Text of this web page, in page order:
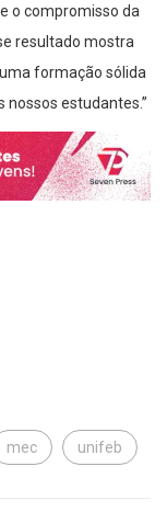
o compromisso da
resultado mostra
formação sólida
estudantes.”
mec unifeb